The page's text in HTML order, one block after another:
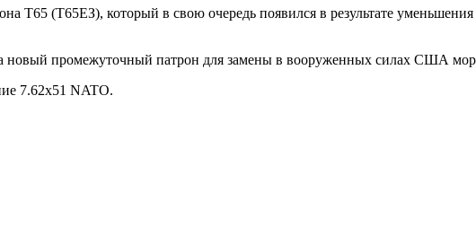
T65 (Т65ЕЗ), который в свою очередь появился в результате
новый промежуточный патрон для замены в вооруженных силах США
7.62x51 NATO.